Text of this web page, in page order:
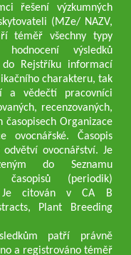
řešení výzkumných
(MZe/ NAZV,
téměř všechny typy
výsledků
Rejstříku informací
charakteru, tak
a vědečtí pracovníci
recenzovaných,
Organizace
Časopis
ovocnářství. Je
do Seznamu
časopisů (periodik)
Je citován v CA B
Plant Breeding
patří právně
a registrováno téměř